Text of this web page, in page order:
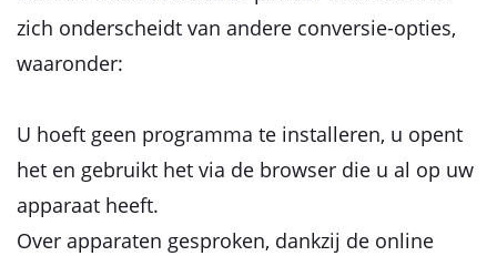
zich onderscheidt van andere conversie-opties,
waaronder:
U hoeft geen programma te installeren, u opent
het en gebruikt het via de browser die u al op uw
apparaat heeft.
Over apparaten gesproken, dankzij de online